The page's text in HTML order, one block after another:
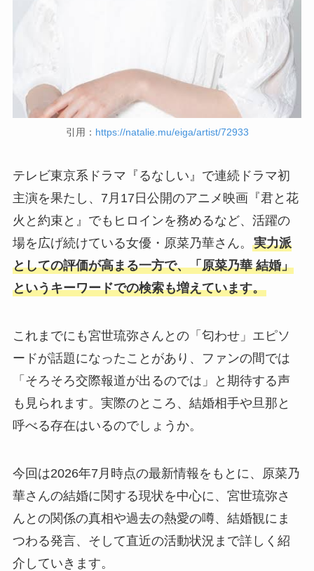
引用： https://natalie.mu/eiga/artist/72933
テレビ東京系ドラマ『るなしい』で連続ドラマ初
主演を果たし、7月17日公開のアニメ映画『君と花
火と約束と』でもヒロインを務めるなど、活躍の
場を広げ続けている女優・原菜乃華さん。 実力派
としての評価が高まる一方で、「原菜乃華 結婚」
というキーワードでの検索も増えています。
これまでにも宮世琉弥さんとの「匂わせ」エピソ
ードが話題になったことがあり、ファンの間では
「そろそろ交際報道が出るのでは」と期待する声
も見られます。実際のところ、結婚相手や旦那と
呼べる存在はいるのでしょうか。
今回は2026年7月時点の最新情報をもとに、原菜乃
華さんの結婚に関する現状を中心に、宮世琉弥さ
んとの関係の真相や過去の熱愛の噂、結婚観にま
つわる発言、そして直近の活動状況まで詳しく紹
介していきます。